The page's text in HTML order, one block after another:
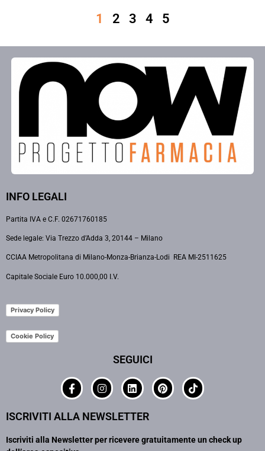
1 2 3 4 5
INFO LEGALI
Partita IVA e C.F. 02671760185
Sede legale: Via Trezzo d’Adda 3, 20144 – Milano
CCIAA Metropolitana di Milano-Monza-Brianza-Lodi REA MI-2511625
Capitale Sociale Euro 10.000,00 I.V.
Privacy Policy
Cookie Policy
SEGUICI
ISCRIVITI ALLA NEWSLETTER
Iscriviti alla Newsletter per ricevere gratuitamente un check up